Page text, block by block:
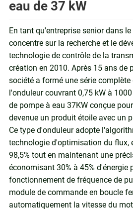
eau de 37 kW
En tant qu'entreprise senior dans
concentre sur la recherche et le
technologie de contrôle de la
création en 2010. Après 15 ans de
société a formé une série
l'onduleur couvrant 0,75 kW à
de pompe à eau 37KW conçue
devenue un produit étoile avec un
Ce type d'onduleur adopte
technologie d'optimisation du flux,
98,5% tout en maintenant une
économisant 30% à 45% d'énergie
fonctionnement de fréquence de
module de commande en boucle
automatiquement la vitesse du